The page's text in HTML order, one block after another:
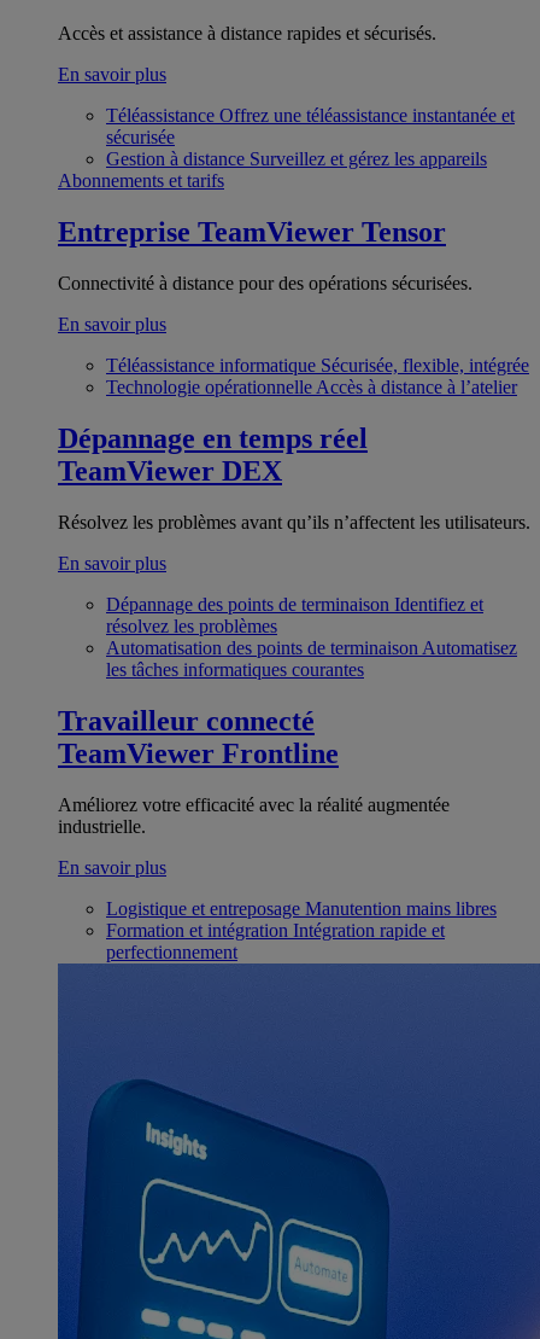
Accès et assistance à distance rapides et sécurisés.
En savoir plus
Téléassistance Offrez une téléassistance instantanée et
sécurisée
Gestion à distance Surveillez et gérez les appareils
Abonnements et tarifs
Entreprise TeamViewer Tensor
Connectivité à distance pour des opérations sécurisées.
En savoir plus
Téléassistance informatique Sécurisée, flexible, intégrée
Technologie opérationnelle Accès à distance à l’atelier
Dépannage en temps réel
TeamViewer DEX
Résolvez les problèmes avant qu’ils n’affectent les utilisateurs.
En savoir plus
Dépannage des points de terminaison Identifiez et
résolvez les problèmes
Automatisation des points de terminaison Automatisez
les tâches informatiques courantes
Travailleur connecté
TeamViewer Frontline
Améliorez votre efficacité avec la réalité augmentée
industrielle.
En savoir plus
Logistique et entreposage Manutention mains libres
Formation et intégration Intégration rapide et
perfectionnement